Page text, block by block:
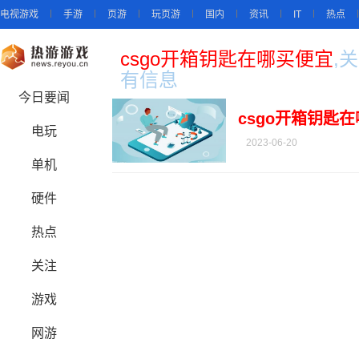
电视游戏 手游 页游 玩页游 国内 资讯 IT 热点
今日要闻
电玩
单机
硬件
热点
关注
游戏
网游
csgo开箱钥匙在哪买便宜,
有信息
csgo开箱钥匙在
2023-06-20